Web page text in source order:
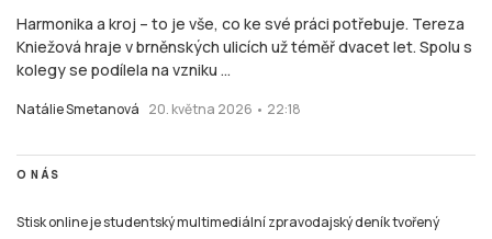
Harmonika a kroj – to je vše, co ke své práci potřebuje. Tereza
Kniežová hraje v brněnských ulicích už téměř dvacet let. Spolu s
kolegy se podílela na vzniku ...
Natálie Smetanová 20. května 2026 • 22:18
O NÁS
Stisk online je studentský multimediální zpravodajský deník tvořený